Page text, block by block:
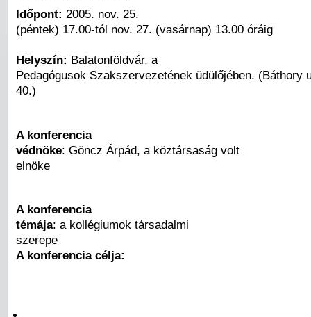
Időpont: 2005. nov. 25.
(péntek) 17.00-tól nov. 27. (vasárnap) 13.00 óráig
Helyszín: Balatonföldvár, a
Pedagógusok Szakszervezetének üdülőjében. (Báthory
40.)
A konferencia
védnöke: Göncz Árpád, a köztársaság volt
elnöke
A konferencia
témája: a kollégiumok társadalmi
szerepe
A konferencia célja: